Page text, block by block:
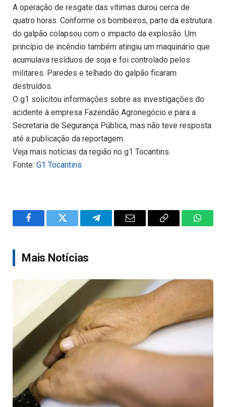
A operação de resgate das vítimas durou cerca de
quatro horas. Conforme os bombeiros, parte da estrutura
do galpão colapsou com o impacto da explosão. Um
princípio de incêndio também atingiu um maquinário que
acumulava resíduos de soja e foi controlado pelos
militares. Paredes e telhado do galpão ficaram
destruídos.
O g1 solicitou informações sobre as investigações do
acidente à empresa Fazendão Agronegócio e para a
Secretaria de Segurança Pública, mas não teve resposta
até a publicação da reportagem.
Veja mais notícias da região no g1 Tocantins.
Fonte: G1 Tocantins
FacebookTwitter TelegramEmail
Copy
Mais Notícias